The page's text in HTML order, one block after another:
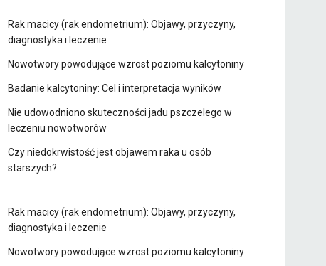
Rak macicy (rak endometrium): Objawy, przyczyny,
diagnostyka i leczenie
Nowotwory powodujące wzrost poziomu kalcytoniny
Badanie kalcytoniny: Cel i interpretacja wyników
Nie udowodniono skuteczności jadu pszczelego w
leczeniu nowotworów
Czy niedokrwistość jest objawem raka u osób
starszych?
Rak macicy (rak endometrium): Objawy, przyczyny,
diagnostyka i leczenie
Nowotwory powodujące wzrost poziomu kalcytoniny